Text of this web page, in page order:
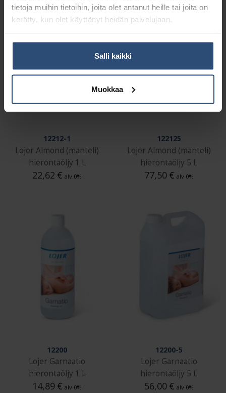
tietoja muihin tietoihin, joita olet antanut heille tai joita on
kerätty, kun olet käyttänyt heidän palvelujaan.
Salli kaikki
Muokkaa
12212-1
Lojer Almond (manteli)
hierontaöljy 1 L
22,62 € alv 0%
122125
Lojer Almond (manteli)
hierontaöljy 5 L
77,50 € alv 0%
12200
Lojer Garnaatio
hierontaöljy 1 L
14,89 € alv 0%
12200-5
Lojer Garnaatio
hierontaöljy 5 L
56,00 € alv 0%